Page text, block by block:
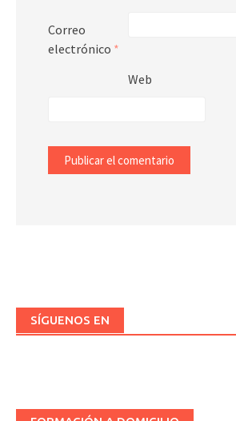
Correo
electrónico *
Web
SÍGUENOS EN